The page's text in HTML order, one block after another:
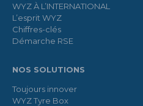
WYZ À L’INTERNATIONAL
L’esprit WYZ
Chiffres-clés
Démarche RSE
NOS SOLUTIONS
Toujours innover
WYZ Tyre Box